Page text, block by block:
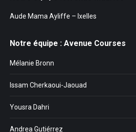
Aude Mama Ayliffe – Ixelles
Notre équipe : Avenue Courses
Mélanie Bronn
Issam Cherkaoui-Jaouad
Yousra Dahri
Andrea Gutiérrez